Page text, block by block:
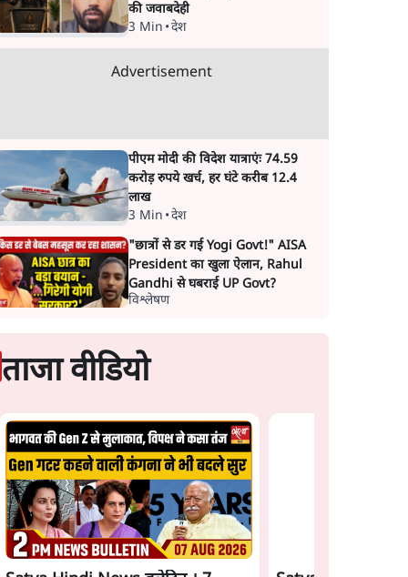
की जवाबदेही
3 Min •देश
Advertisement
पीएम मोदी की विदेश यात्राएंः 74.59
करोड़ रुपये खर्च, हर घंटे करीब 12.4
लाख
3 Min •देश
"छात्रों से डर गई Yogi Govt!" AISA
President का खुला ऐलान, Rahul
Gandhi से घबराई UP Govt?
विश्लेषण
ताजा वीडियो